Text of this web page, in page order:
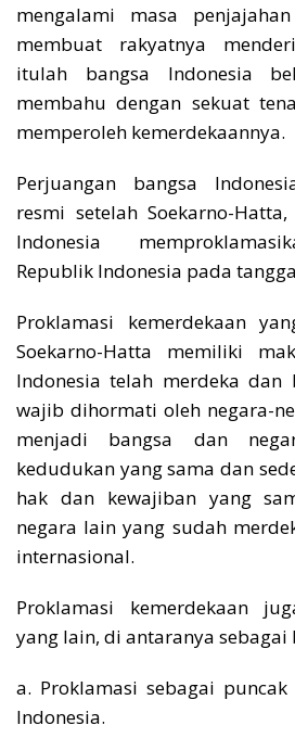
mengalami masa
membuat rakyatnya
itulah bangsa Indonesia
membahu dengan sekuat
memperoleh kemerdekaannya.
Perjuangan bangsa
resmi setelah Soekarno-
Indonesia
Republik Indonesia pada
Proklamasi kemerdekaan
Soekarno-Hatta memiliki
Indonesia telah merdeka dan
wajib dihormati oleh negara-
menjadi bangsa dan
kedudukan yang sama dan
hak dan kewajiban yang
negara lain yang sudah
internasional.
Proklamasi kemerdekaan
yang lain, di antaranya sebagai
a. Proklamasi sebagai
Indonesia.